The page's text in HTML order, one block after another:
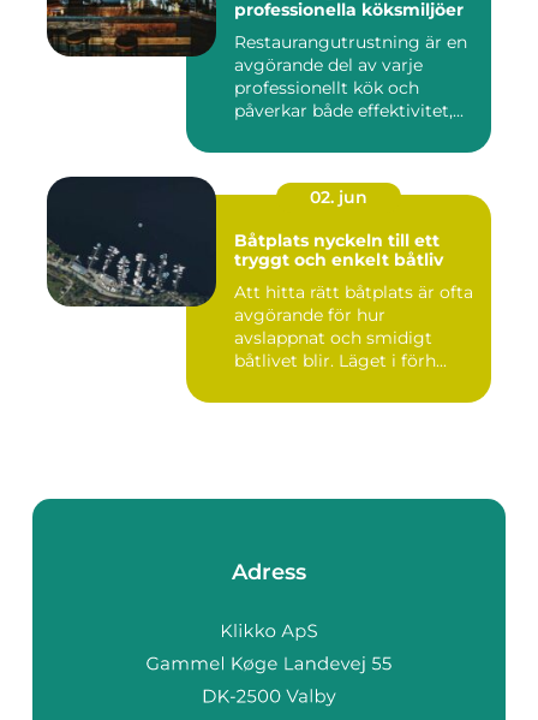
professionella köksmiljöer
Restaurangutrustning är en
avgörande del av varje
professionellt kök och
påverkar både effektivitet,...
02. jun
Båtplats nyckeln till ett
tryggt och enkelt båtliv
Att hitta rätt båtplats är ofta
avgörande för hur
avslappnat och smidigt
båtlivet blir. Läget i förh...
Adress